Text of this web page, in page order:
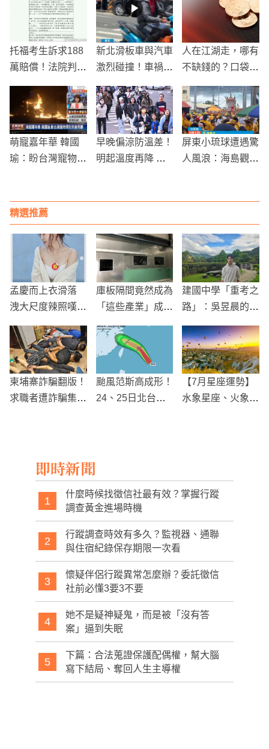
托福考生訴求188
萬賠償！法院判決
新北滑板車與汽車
激烈碰撞！車禍引
對峙
人在江湖走，哪有
不缺錢的？口袋破
們了！
萌寵嘉年華 韓國
瑜：盼台灣寵物得
早晚偏涼防溫差！
明起溫度再降 週
屏東小琉球遭遇驚
人風浪：海島觀光
精選推薦
孟慶而上衣滑落
洩大尺度辣照嘆這
庫板隔間竟然成為
「這些產業」成功
現在又是防疫期間
建國中學「重考之
路」：吳昱晨的奮
柬埔寨詐騙翻版！
求職者遭詐騙集團
颱風范斯高成形！
24、25日北台灣
【7月星座運勢】
水象星座、火象星
即時新聞
1
什麼時候找徵信社最有效？掌握行蹤
調查黃金進場時機
2
行蹤調查時效有多久？監視器、通聯
與住宿紀錄保存期限一次看
3
懷疑伴侶行蹤異常怎麼辦？委託徵信
社前必懂3要3不要
4
她不是疑神疑鬼，而是被「沒有答
案」逼到失眠
5
下篇：合法蒐證保護配偶權，幫大腦
寫下結局、奪回人生主導權